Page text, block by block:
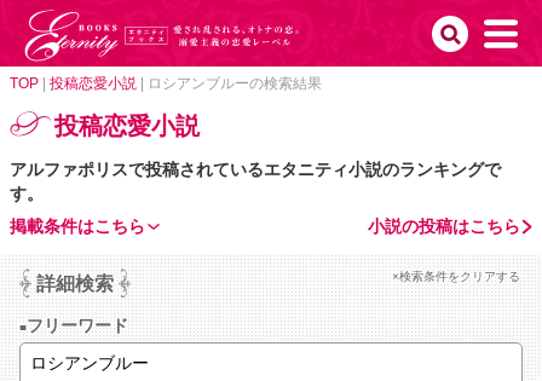
TOP 投稿恋愛小説 ロシアンブルーの検索結果
投稿恋愛小説
アルファポリスで投稿されているエタニティ小説のランキングで
す。
小説の投稿はこちら
掲載条件はこちら
詳細検索 ×検索条件をクリアする
フリーワード